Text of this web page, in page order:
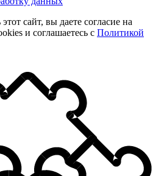
сайт, вы даете согласие на
и соглашаетесь с Политикой